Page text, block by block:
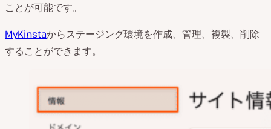
ことが可能です。
MyKinstaからステージング環境を作成、管理、複製、削除
することができます。